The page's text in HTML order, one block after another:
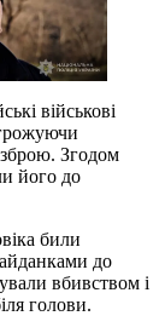
військові
Згодом
його до
били
до
вбивством і
голови.